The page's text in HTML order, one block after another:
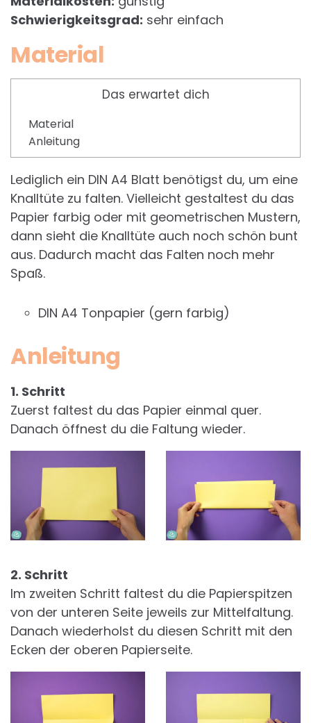
Schwierigkeitsgrad: sehr einfach
Material
Das erwartet dich
Material
Anleitung
Lediglich ein DIN A4 Blatt benötigst du, um eine
Knalltüte zu falten. Vielleicht gestaltest du das
Papier farbig oder mit geometrischen Mustern,
dann sieht die Knalltüte auch noch schön bunt
aus. Dadurch macht das Falten noch mehr
Spaß.
DIN A4 Tonpapier (gern farbig)
Anleitung
1. Schritt
Zuerst faltest du das Papier einmal quer.
Danach öffnest du die Faltung wieder.
2. Schritt
Im zweiten Schritt faltest du die Papierspitzen
von der unteren Seite jeweils zur Mittelfaltung.
Danach wiederholst du diesen Schritt mit den
Ecken der oberen Papierseite.